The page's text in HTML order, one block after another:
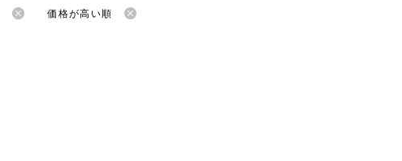
価格が高い順